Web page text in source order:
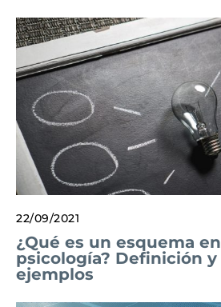
22/09/2021
¿Qué es un esquema en
psicología? Definición y
ejemplos